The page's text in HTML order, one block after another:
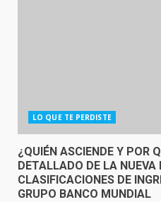
LO QUE TE PERDISTE
¿QUIÉN ASCIENDE Y POR
DETALLADO DE LA
CLASIFICACIONES DE
GRUPO BANCO MUNDIAL